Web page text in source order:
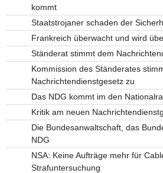
kommt
Staatstrojaner schaden der
Frankreich überwacht und wird
Ständerat stimmt dem
Kommission des Ständerates
Nachrichtendienstgesetz zu
Das NDG kommt im den
Kritik am neuen
Die Bundesanwaltschaft, das
NDG
NSA: Keine Aufträge mehr für
Strafuntersuchung